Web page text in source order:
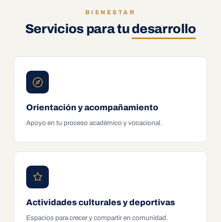
BIENESTAR
Servicios para tu desarrollo
Orientación y acompañamiento
Apoyo en tu proceso académico y vocacional.
Actividades culturales y deportivas
Espacios para crecer y compartir en comunidad.